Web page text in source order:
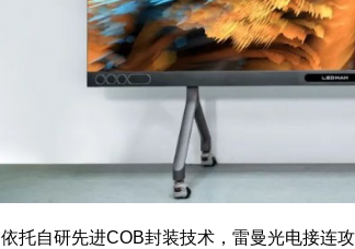
依托自研先进COB封装技术，雷曼光电接连